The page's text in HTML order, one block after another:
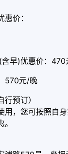
价：
早)优惠价：470
570元/晚
预订）
用，您可按照自身